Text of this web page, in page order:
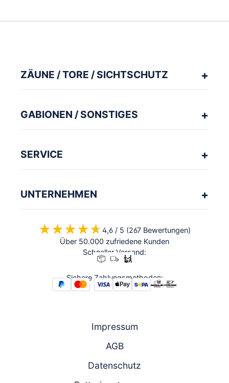
ZÄUNE / TORE / SICHTSCHUTZ
GABIONEN / SONSTIGES
SERVICE
UNTERNEHMEN
★★★★★
★★★★★4,6 / 5 (267 Bewertungen)
Über 50.000 zufriedene Kunden
Schneller Versand:
Sichere Zahlungsmethoden:
Impressum
AGB
Datenschutz